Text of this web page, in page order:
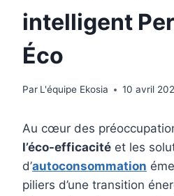
intelligent
Éco
Par L'équipe Ekosia 10 avril
Au cœur des
l’éco-efficacité et les
d’autoconsommation
piliers d’une transition